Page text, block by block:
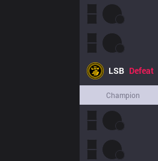
LSB Defeat
Champion